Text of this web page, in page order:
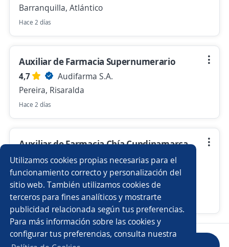
Utilizamos cookies propias necesarias para el
funcionamiento correcto y personalización del
sitio web. También utilizamos cookies de
terceros para fines analíticos y mostrarte
publicidad relacionada según tus preferencias.
Para más información sobre las cookies y
configurar tus preferencias, consulta nuestra
Barranquilla, Atlántico
Hace 2 días
Auxiliar de Farmacia Supernumerario
4,7
Audifarma S.A.
Pereira, Risaralda
Hace 2 días
Auxiliar de Farmacia Chía Cundinamarca
Obra o Labor
4,7
Audifarma S.A.
Chía, Cundinamarca
Hace 2 días